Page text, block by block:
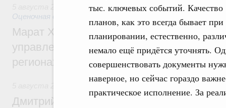
тыс. ключевых событий. Качество
планов, как это всегда бывает при
планировании, естественно,
немало ещё придётся уточнять.
совершенствовать документы
наверное, но сейчас гораздо
практическое исполнение. За
Земельные отношения. Кадастровая
Оценочная деятельность
Марат Хуснуллин: По решению
управление «ДОМ.РФ» перейдёт более
регионах
Внутренний и въездной туризм
Дмитрий Чернышенко: Внутренний